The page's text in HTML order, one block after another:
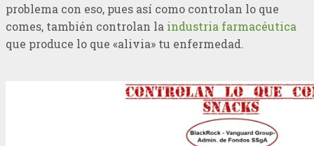
problema con eso, pues así como controlan lo que
comes, también controlan la industria farmacéutica
que produce lo que «alivia» tu enfermedad.